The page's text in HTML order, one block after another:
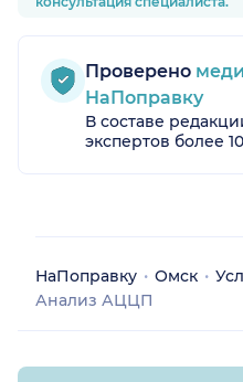
Проверено
НаПоправку
В составе
экспертов более
НаПоправку Омск
Анализ АЦЦП